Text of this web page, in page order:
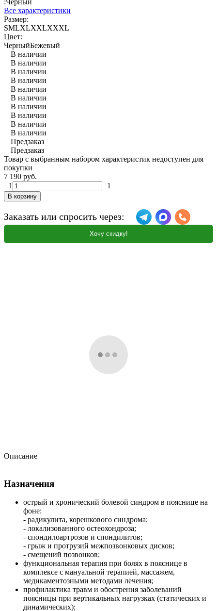
Все характеристики
Размер:
SMLXLXXLXXXL
Цвет:
ЧерныйБежевый
В наличии
В наличии
В наличии
В наличии
В наличии
В наличии
В наличии
В наличии
В наличии
В наличии
Предзаказ
Предзаказ
Товар с выбранным набором характеристик недоступен для
покупки
7 190 руб.
1
1
В корзину
Заказать или спросить через:
Хочу скидку!
Описание
Назначения
острый и хронический болевой синдром в пояснице на
фоне:
- радикулита, корешкового синдрома;
- локализованного остеохондроза;
- спондилоартрозов и спондилитов;
- грыж и протрузий межпозвонковых дисков;
- смещений позвонков;
функциональная терапия при болях в пояснице в
комплексе с мануальной терапией, массажем,
медикаментозными методами лечения;
профилактика травм и обострения заболеваний
поясницы при вертикальных нагрузках (статических и
динамических);